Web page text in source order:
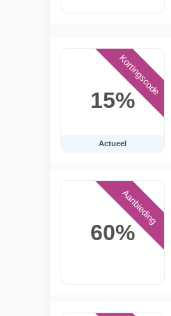
15%
Actueel
Kortingscode
60%
Aanbieding